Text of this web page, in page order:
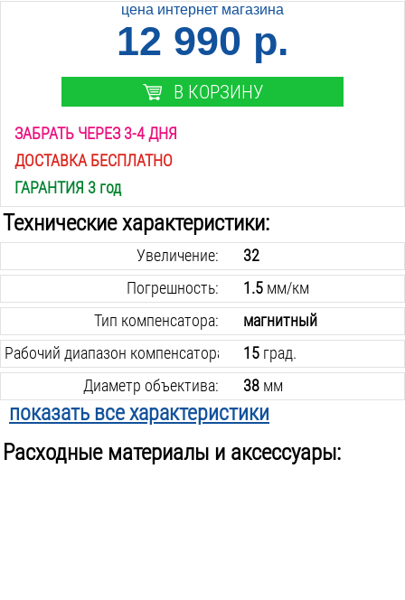
цена интернет магазина
12 990 р.
В КОРЗИНУ
ЗАБРАТЬ ЧЕРЕЗ 3-4 ДНЯ
ДОСТАВКА БЕСПЛАТНО
ГАРАНТИЯ 3 год
Технические характеристики:
Увеличение:
32
Погрешность:
1.5мм/км
Тип компенсатора:
магнитный
Рабочий диапазон компенсатора:
15град.
Диаметр объектива:
38мм
Min фокусное расстояние:
0.6м
Крепление к штативу:
резьба 5/8 дюйма
показать все характеристики
Расходные материалы и аксессуары: